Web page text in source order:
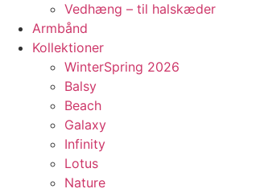
Vedhæng – til halskæder
Armbånd
Kollektioner
WinterSpring 2026
Balsy
Beach
Galaxy
Infinity
Lotus
Nature